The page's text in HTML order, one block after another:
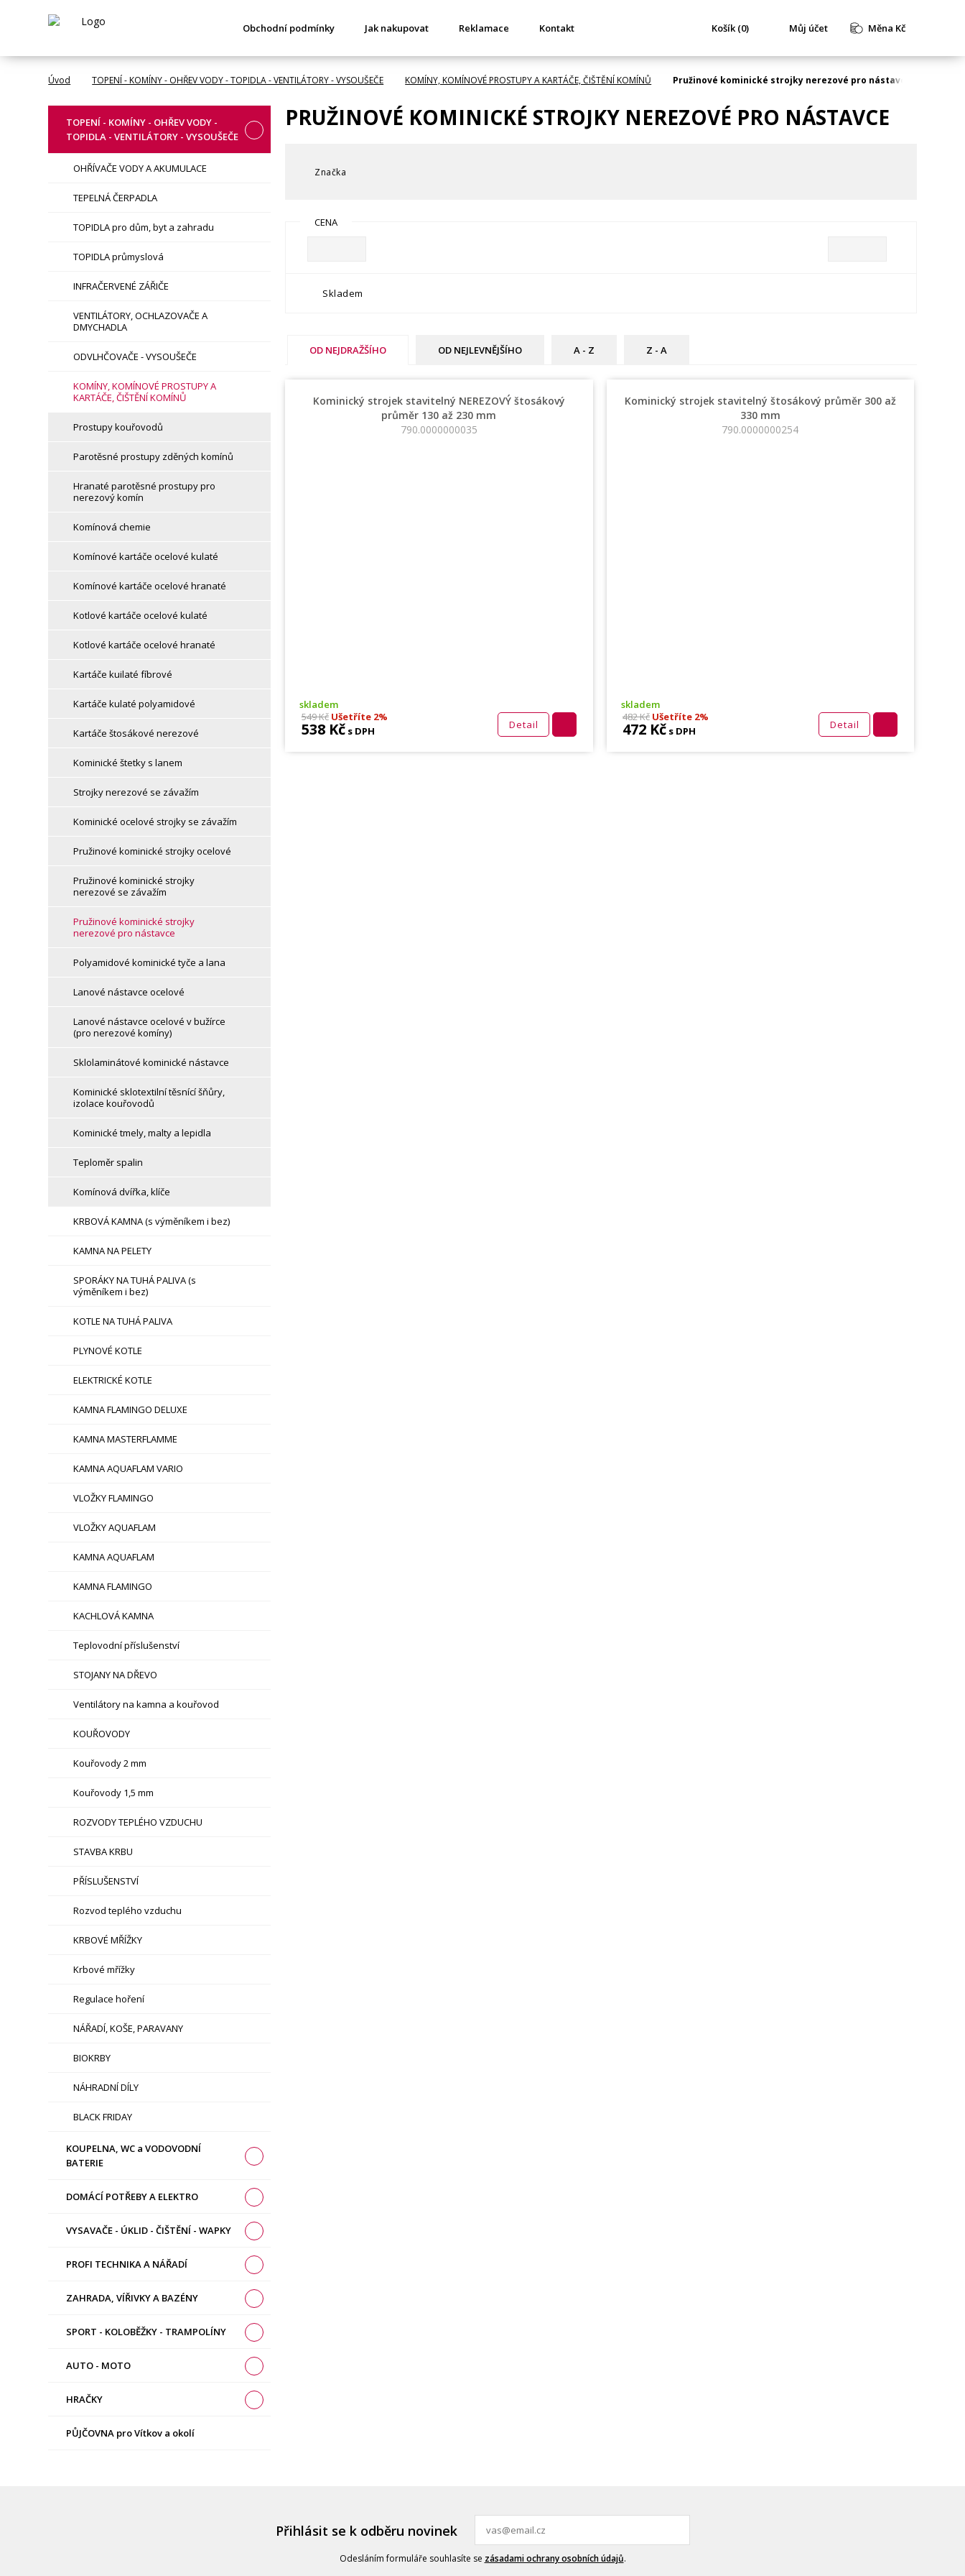
Obchodní podmínky Jak nakupovat Reklamace Kontakt Košík (0) Můj účet Měna Kč
Úvod TOPENÍ - KOMÍNY - OHŘEV VODY - TOPIDLA - VENTILÁTORY - VYSOUŠEČE KOMÍNY, KOMÍNOVÉ PROSTUPY A KARTÁČE, ČIŠTĚNÍ KOMÍNŮ Pružinové kominické strojky nerezové pro nástavce
TOPENÍ - KOMÍNY - OHŘEV VODY -
TOPIDLA - VENTILÁTORY - VYSOUŠEČE
OHŘÍVAČE VODY A AKUMULACE
TEPELNÁ ČERPADLA
TOPIDLA pro dům, byt a zahradu
TOPIDLA průmyslová
INFRAČERVENÉ ZÁŘIČE
VENTILÁTORY, OCHLAZOVAČE A
DMYCHADLA
ODVLHČOVAČE - VYSOUŠEČE
KOMÍNY, KOMÍNOVÉ PROSTUPY A
KARTÁČE, ČIŠTĚNÍ KOMÍNŮ
Prostupy kouřovodů
Parotěsné prostupy zděných komínů
Hranaté parotěsné prostupy pro
nerezový komín
Komínová chemie
Komínové kartáče ocelové kulaté
Komínové kartáče ocelové hranaté
Kotlové kartáče ocelové kulaté
Kotlové kartáče ocelové hranaté
Kartáče kuilaté fíbrové
Kartáče kulaté polyamidové
Kartáče štosákové nerezové
Kominické štetky s lanem
Strojky nerezové se závažím
Kominické ocelové strojky se závažím
Pružinové kominické strojky ocelové
Pružinové kominické strojky
nerezové se závažím
Pružinové kominické strojky
nerezové pro nástavce
Polyamidové kominické tyče a lana
Lanové nástavce ocelové
Lanové nástavce ocelové v bužírce
(pro nerezové komíny)
Sklolaminátové kominické nástavce
Kominické sklotextilní těsnící šňůry,
izolace kouřovodů
Kominické tmely, malty a lepidla
Teploměr spalin
Komínová dvířka, klíče
KRBOVÁ KAMNA (s výměníkem i bez)
KAMNA NA PELETY
SPORÁKY NA TUHÁ PALIVA (s
výměníkem i bez)
KOTLE NA TUHÁ PALIVA
PLYNOVÉ KOTLE
ELEKTRICKÉ KOTLE
KAMNA FLAMINGO DELUXE
KAMNA MASTERFLAMME
KAMNA AQUAFLAM VARIO
VLOŽKY FLAMINGO
VLOŽKY AQUAFLAM
KAMNA AQUAFLAM
KAMNA FLAMINGO
KACHLOVÁ KAMNA
Teplovodní příslušenství
STOJANY NA DŘEVO
Ventilátory na kamna a kouřovod
KOUŘOVODY
Kouřovody 2 mm
Kouřovody 1,5 mm
ROZVODY TEPLÉHO VZDUCHU
STAVBA KRBU
PŘÍSLUŠENSTVÍ
Rozvod teplého vzduchu
KRBOVÉ MŘÍŽKY
Krbové mřížky
Regulace hoření
NÁŘADÍ, KOŠE, PARAVANY
BIOKRBY
NÁHRADNÍ DÍLY
BLACK FRIDAY
KOUPELNA, WC a VODOVODNÍ
BATERIE
DOMÁCÍ POTŘEBY A ELEKTRO
VYSAVAČE - ÚKLID - ČIŠTĚNÍ - WAPKY
PROFI TECHNIKA A NÁŘADÍ
ZAHRADA, VÍŘIVKY A BAZÉNY
SPORT - KOLOBĚŽKY - TRAMPOLÍNY
AUTO - MOTO
HRAČKY
PŮJČOVNA pro Vítkov a okolí
PRUŽINOVÉ KOMINICKÉ STROJKY NEREZOVÉ PRO NÁSTAVCE
Značka
CENA
Skladem
OD NEJDRAŽŠÍHO OD NEJLEVNĚJŠÍHO A - Z Z - A
Kominický strojek stavitelný NEREZOVÝ štosákový
průměr 130 až 230 mm
790.0000000035
skladem
549 KčUšetříte 2%
538 Kčs DPH Detail
Kominický strojek stavitelný štosákový průměr 300 až
330 mm
790.0000000254
skladem
482 Kč Ušetříte 2%
472 Kč s DPH Detail
Přihlásit se k odběru novinek
Odesláním formuláře souhlasíte se zásadami ochrany osobních údajů.